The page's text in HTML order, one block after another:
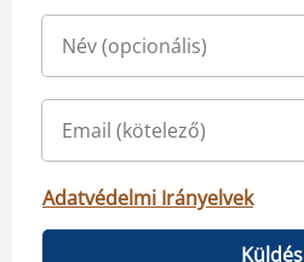
Adatvédelmi Irányelvek
Küldés